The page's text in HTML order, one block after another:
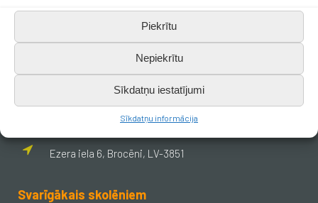
Piekrītu
Nepiekrītu
Sīkdatņu iestatījumi
Sīkdatņu informācija
skola.broceni@saldus.lv
Ezera iela 6, Brocēni, LV-3851
Svarīgākais skolēniem